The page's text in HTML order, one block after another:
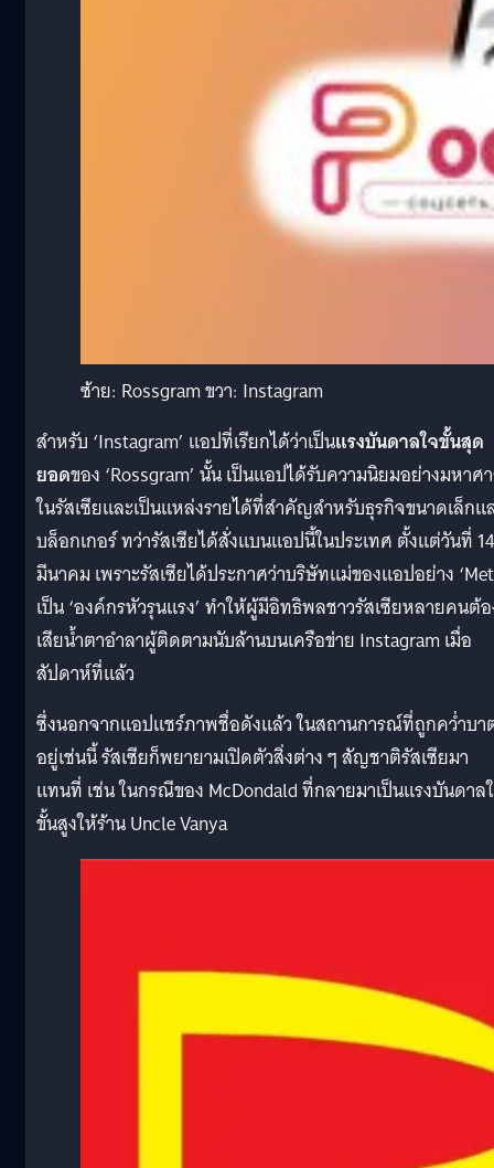
ซ้าย: Rossgram ขวา: Instagram
สำหรับ ‘Instagram’ แอปที่เรียกได้ว่าเป็นแรงบันดาลใจขั้นสุด
ยอดของ ‘Rossgram’ นั้น เป็นแอปได้รับความนิยมอย่างมหาศ
ในรัสเซียและเป็นแหล่งรายได้ที่สำคัญสำหรับธุรกิจขนาดเล็กแ
บล็อกเกอร์ ทว่ารัสเซียได้สั่งแบนแอปนี้ในประเทศ ตั้งแต่วันที่ 14
มีนาคม เพราะรัสเซียได้ประกาศว่าบริษัทแม่ของแอปอย่าง
เป็น ‘องค์กรหัวรุนแรง’ ทำให้ผู้มีอิทธิพลชาวรัสเซียหลายคนต้
เสียน้ำตาอำลาผู้ติดตามนับล้านบนเครือข่าย Instagram เมื่อ
สัปดาห์ที่แล้ว
ซึ่งนอกจากแอปแชร์ภาพชื่อดังแล้ว ในสถานการณ์ที่ถูกคว่ำบา
อยู่เช่นนี้ รัสเซียก็พยายามเปิดตัวสิ่งต่าง ๆ สัญชาติรัสเซียมา
แทนที่ เช่น ในกรณีของ McDondald ที่กลายมาเป็นแรงบันดาล
ขั้นสูงให้ร้าน Uncle Vanya